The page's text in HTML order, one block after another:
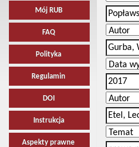
Mój RUB
FAQ
Polityka
Regulamin
DOI
Instrukcja
Aspekty prawne